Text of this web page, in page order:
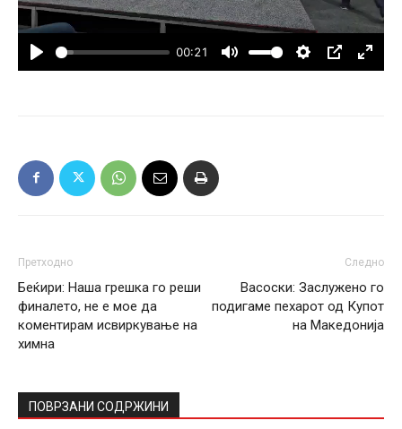
Претходно
Беќири: Наша грешка го реши
финалето, не е мое да
коментирам исвиркување на
химна
Следно
Васоски: Заслужено го
подигаме пехарот од Купот
на Македонија
ПОВРЗАНИ СОДРЖИНИ